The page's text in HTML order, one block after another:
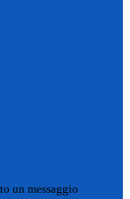
un messaggio